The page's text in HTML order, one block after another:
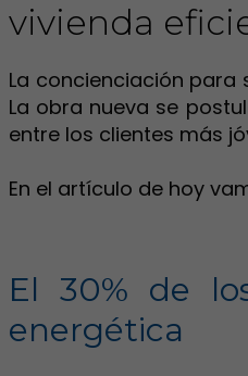
vivienda
La concienciación
La obra nueva se
entre los clientes más
En el artículo de hoy
El 30% de
energética